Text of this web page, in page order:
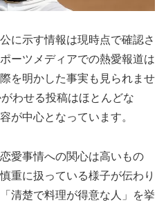
に示す情報は現時点で確認さ
ーツメディアでの熱愛報道は
を明かした事実も見られませ
わせる投稿はほとんどな
が中心となっています。
愛事情への関心は高いもの
重に扱っている様子が伝わり
清楚で料理が得意な人」を挙